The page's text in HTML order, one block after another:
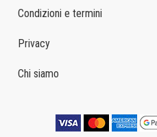
Condizioni e termini
Privacy
Chi siamo